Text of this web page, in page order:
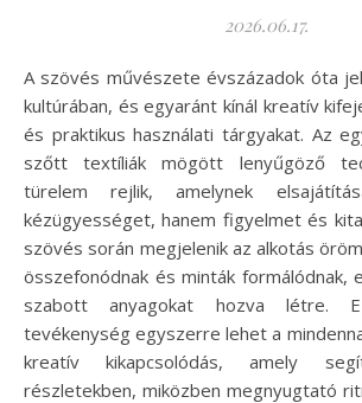
2026.06.17.
A szövés művészete évszázadok óta jelen van az emberi
kultúrában, és egyaránt kínál kreatív
és praktikus használati tárgyakat. Az
szőtt textíliák mögött lenyűgöző
türelem rejlik, amelynek
kézügyességet, hanem figyelmet és
szövés során megjelenik az alkotás
összefonódnak és minták formálódnak,
szabott anyagokat hozva létre.
tevékenység egyszerre lehet a
kreatív kikapcsolódás, amely
részletekben, miközben megnyugtató